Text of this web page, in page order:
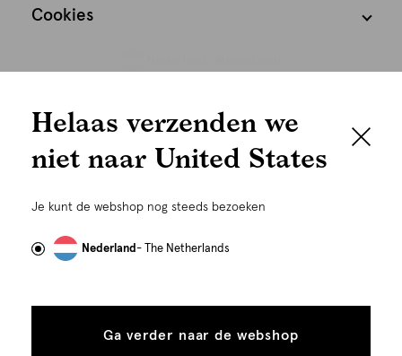
graag persoonlijk
gebruiken wij cookies en daarmee vergelijkbare
om advertenties te personaliseren...
tonen
toestaan
Cookies
Helaas verzenden we
niet naar United States
Je kunt de webshop nog steeds bezoeken
Nederland- The Netherlands
Ga verder naar de webshop